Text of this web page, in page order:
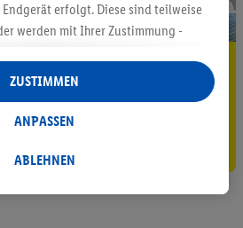
sparen³²ᵃ
Newsletter anmelden
erfolgt. Diese sind teilweise
werden mit Ihrer Zustimmung -
mit dem IAB TCF
für personalisierte Werbung
personalisierte Werbung werden
ABLEHNEN
ANPASSEN
ZUSTIMMEN